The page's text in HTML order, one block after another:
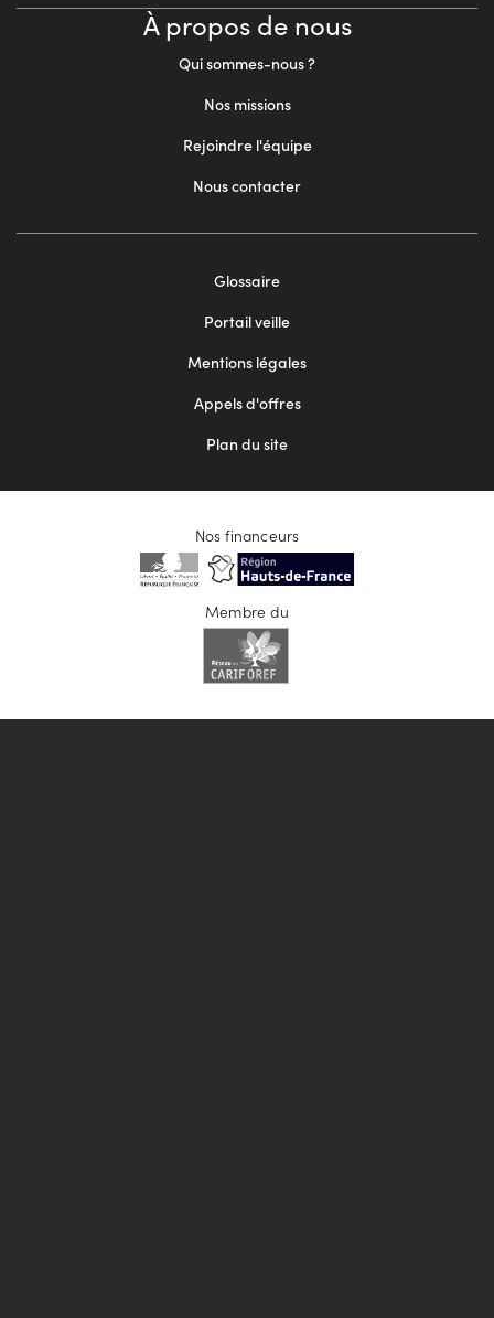
À propos de nous
Qui sommes-nous ?
Nos missions
Rejoindre l'équipe
Nous contacter
Glossaire
Portail veille
Mentions légales
Appels d'offres
Plan du site
Nos financeurs
Membre du